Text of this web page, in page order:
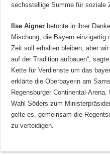
sechsstellige Summe für soziale
Ilse Aigner betonte in ihrer
Mischung, die Bayern einzigartig
Zeit soll erhalten bleiben, aber
auf der Tradition aufbauen“,
Kette für Verdienste um das
erklärte die Oberbayerin am
Regensburger Continental-
Wahl Söders zum
gelte es, gemeinsam die
zu verteidigen.